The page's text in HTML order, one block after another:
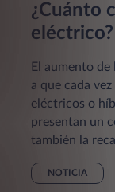
¿Cuánto
eléctrico?
El aumento
a que cada
eléctricos o
presentan un
también la
NOTICIA